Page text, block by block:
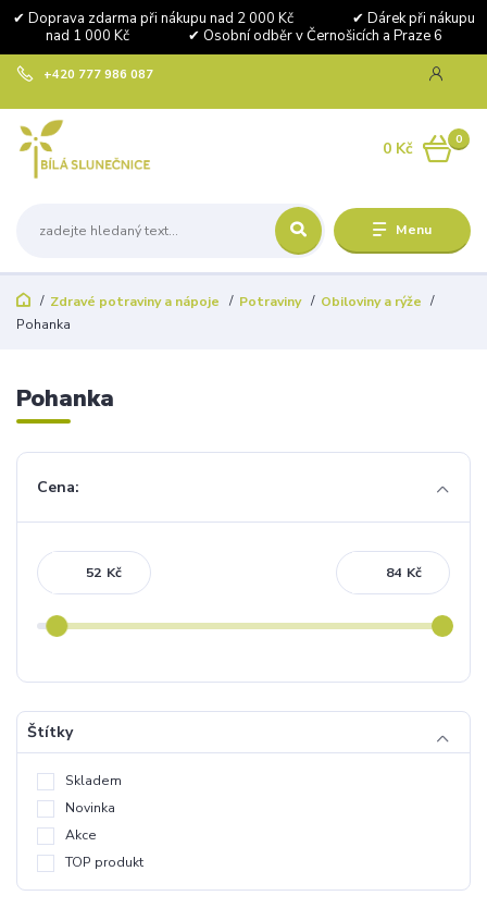
✔ Doprava zdarma při nákupu nad 2 000 Kč ✔ Dárek při nákupu
nad 1 000 Kč ✔ Osobní odběr v Černošicích a Praze 6
Menu
+420 777 986 087
0
0 Kč
Zdravé potraviny a nápoje Potraviny
Obiloviny a rýže
Pohanka
Pohanka
Cena:
Kč Kč
Štítky
Skladem
Novinka
Akce
TOP produkt